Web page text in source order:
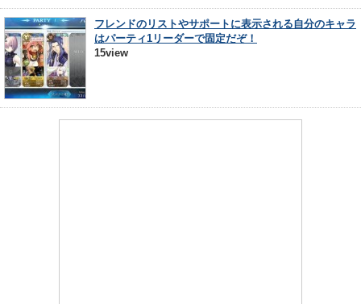
フレンドのリストやサポートに表示される自分のキャラ
はパーティ1リーダーで固定だぞ！
15view